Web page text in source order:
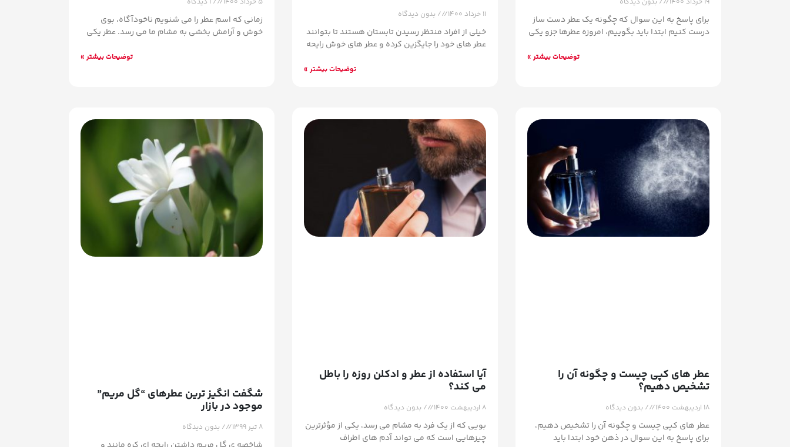
برای پاسخ به این سوال که چگونه یک عطر دست ساز
درست کنیم ابتدا باید بگوییم، امروزه عطرها جزو یکی
توضیحات بیشتر »
۱۱ خرداد ۱۴۰۰ بدون دیدگاه
خیلی از افراد منتظر رسیدن تابستان هستند تا بتوانند
عطر های خود را جایگزین کرده و عطر های خوش رایحه
توضیحات بیشتر »
زمانی که اسم عطر را می شنویم ناخودآگاه، بوی
خوش و آرامش بخشی به مشام ما می رسد. عطر یکی
توضیحات بیشتر »
عطر های کپی چیست و چگونه آن را
تشخیص دهیم؟
۱۸ اردیبهشت ۱۴۰۰ بدون دیدگاه
عطر های کپی چیست و چگونه آن را تشخیص دهیم،
برای پاسخ به این سوال در ذهن خود ابتدا باید
آیا استفاده از عطر و ادکلن روزه را باطل
می کند؟
۸ اردیبهشت ۱۴۰۰ بدون دیدگاه
بویی که از یک فرد به مشام می رسد، یکی از مؤثرترین
چیزهایی است که می تواند آدم های اطراف
شگفت انگیز ترین عطرهای “گل مریم”
موجود در بازار
۸ تیر ۱۳۹۹ بدون دیدگاه